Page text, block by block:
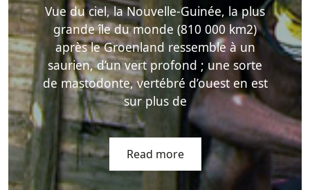
Vue du ciel, la Nouvelle-Guinée, la plus
grande île du monde (810 000 km2)
après le Groenland ressemble à un
saurien, d’un vert profond ; une sorte
de mastodonte, vertébré d’ouest en est
sur plus de
Read more